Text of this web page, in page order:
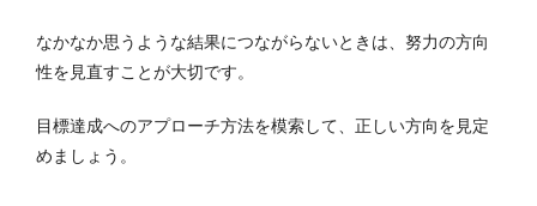
なかなか思うような結果につながらないときは、努力の方向
性を見直すことが大切です。
目標達成へのアプローチ方法を模索して、正しい方向を見定
めましょう。